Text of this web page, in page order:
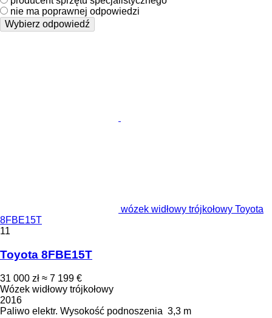
nie ma poprawnej odpowiedzi
Wybierz odpowiedź
wózek widłowy trójkołowy Toyota
8FBE15T
11
Toyota 8FBE15T
31 000 zł ≈ 7 199 €
Wózek widłowy trójkołowy
2016
Paliwo elektr. Wysokość podnoszenia 3,3 m